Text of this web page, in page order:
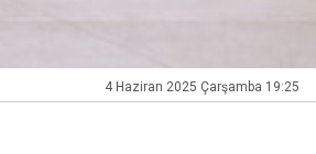
4 Haziran 2025 Çarşamba 19:25